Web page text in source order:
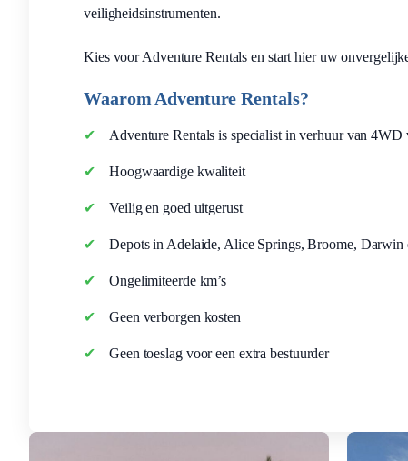
veiligheidsinstrumenten.
Kies voor Adventure Rentals en start hier uw
Waarom Adventure Rentals?
Adventure Rentals is specialist in verhuur van
Hoogwaardige kwaliteit
Veilig en goed uitgerust
Depots in Adelaide, Alice Springs, Broome, Darwin
Ongelimiteerde km’s
Geen verborgen kosten
Geen toeslag voor een extra bestuurder